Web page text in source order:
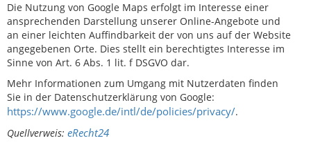
Die Nutzung von Google Maps erfolgt im Interesse einer
ansprechenden Darstellung unserer Online-Angebote und
an einer leichten Auffindbarkeit der von uns auf der Website
angegebenen Orte. Dies stellt ein berechtigtes Interesse im
Sinne von Art. 6 Abs. 1 lit. f DSGVO dar.
Mehr Informationen zum Umgang mit Nutzerdaten finden
Sie in der Datenschutzerklärung von Google:
https://www.google.de/intl/de/policies/privacy/.
Quellverweis: eRecht24